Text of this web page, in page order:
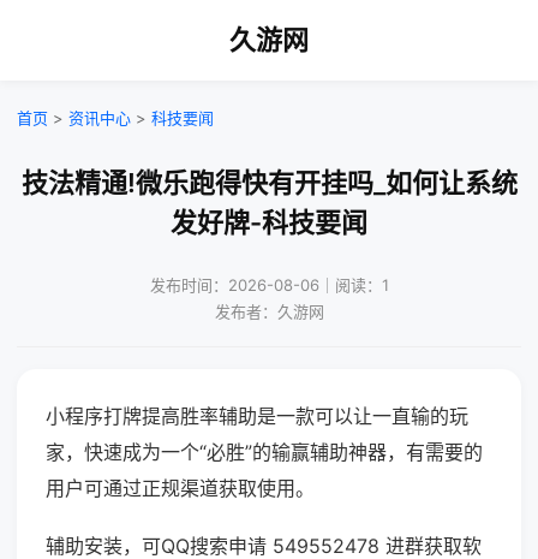
久游网
首页 > 资讯中心 > 科技要闻
技法精通!微乐跑得快有开挂吗_如何让系统
发好牌-科技要闻
发布时间：2026-08-06｜阅读：1
发布者：久游网
小程序打牌提高胜率辅助是一款可以让一直输的玩
家，快速成为一个“必胜”的输赢辅助神器，有需要的
用户可通过正规渠道获取使用。
辅助安装，可QQ搜索申请 549552478 进群获取软